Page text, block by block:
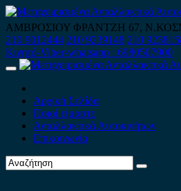
Skip
to
content
ΑΜΒΡΟΣΙΟΥ ΦΡΑΝΤΖΗ 67,
210 9012444 210 9239148 210
Κινητό-Viber-whatsapp : 6980507900
Primary
Αρχική Σελίδα
Ποιοί είμαστε
Ανταλλακτικά Αυτοκινήτων
Επικοινωνία